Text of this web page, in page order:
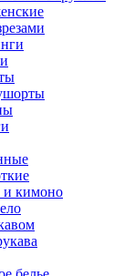
кимоно